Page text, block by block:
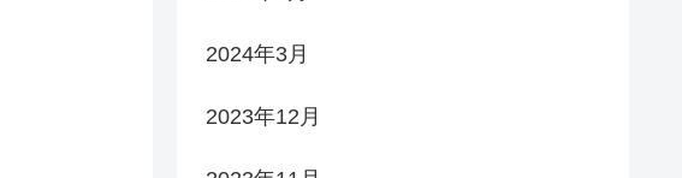
2024年3月
2023年12月